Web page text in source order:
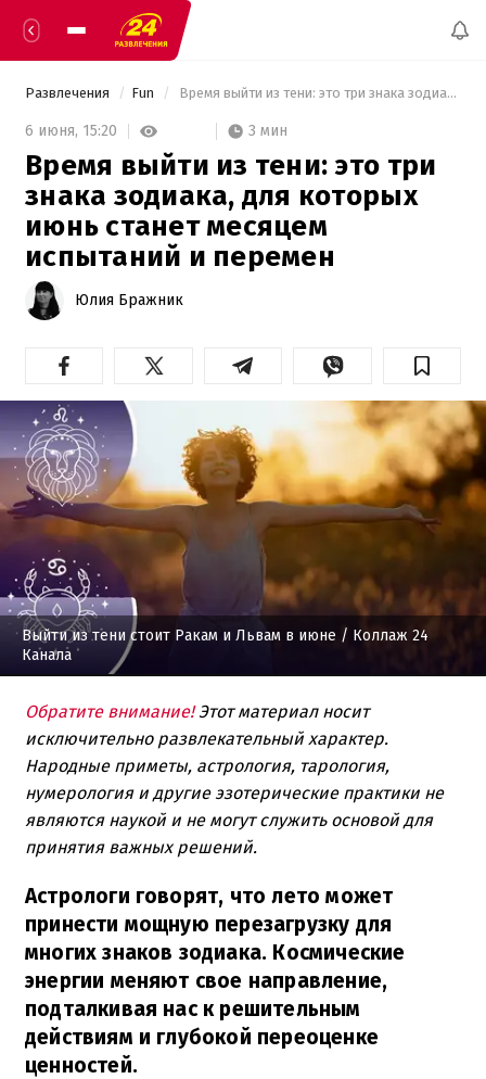
Развлечения Fun Время выйти из тени: это три знака зодиака, для которых июнь станет месяцем испытаний и перемен
6 июня, 15:20 3 мин
Время выйти из тени: это три
знака зодиака, для которых
июнь станет месяцем
испытаний и перемен
Юлия Бражник
Выйти из тени стоит Ракам и Львам в июне / Коллаж 24
Канала
Обратите внимание!Этот материал носит
исключительно развлекательный характер.
Народные приметы, астрология, тарология,
нумерология и другие эзотерические практики не
являются наукой и не могут служить основой для
принятия важных решений.
Астрологи говорят, что лето может
принести мощную перезагрузку для
многих знаков зодиака. Космические
энергии меняют свое направление,
подталкивая нас к решительным
действиям и глубокой переоценке
ценностей.